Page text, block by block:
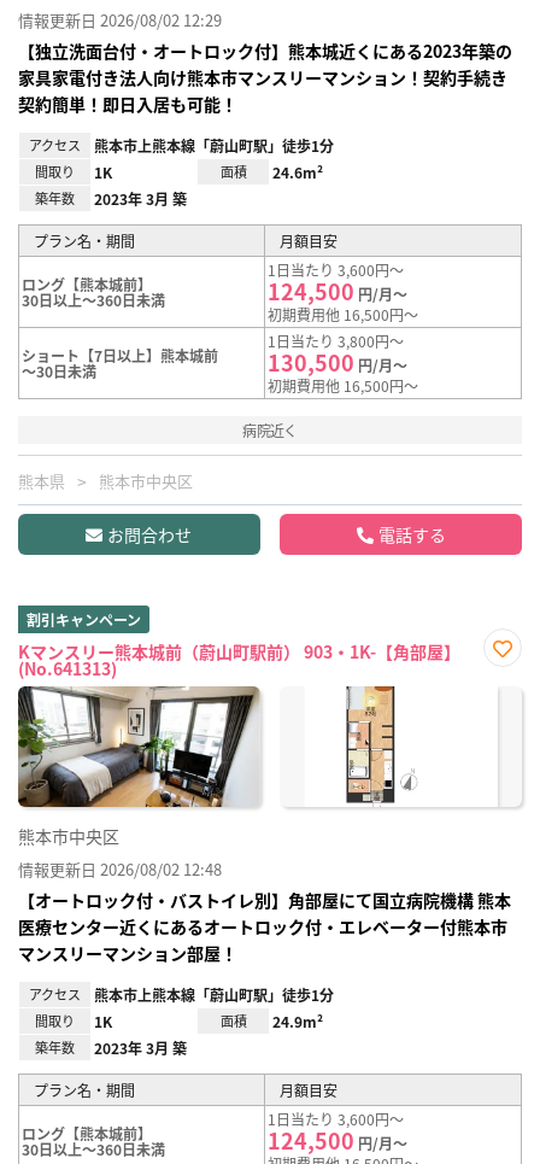
情報更新日 2026/08/02 12:29
【独立洗面台付・オートロック付】熊本城近くにある2023年築の
家具家電付き法人向け熊本市マンスリーマンション！契約手続き
契約簡単！即日入居も可能！
アクセス 熊本市上熊本線「蔚山町駅」徒歩1分
間取り 1K 面積 24.6m²
築年数 2023年 3月 築
プラン名・期間 月額目安
ロング【熊本城前】
30日以上～360日未満
1日当たり 3,600円～
124,500 円/月～
初期費用他 16,500円～
ショート【7日以上】熊本城前
～30日未満
1日当たり 3,800円～
130,500 円/月～
初期費用他 16,500円～
病院近く
熊本県 熊本市中央区
お問合わせ 電話する
割引キャンペーン
Kマンスリー熊本城前（蔚山町駅前） 903・1K-【角部屋】
(No.641313)
に入
熊本市中央区
情報更新日 2026/08/02 12:48
【オートロック付・バストイレ別】角部屋にて国立病院機構 熊本
医療センター近くにあるオートロック付・エレベーター付熊本市
マンスリーマンション部屋！
アクセス 熊本市上熊本線「蔚山町駅」徒歩1分
間取り 1K 面積 24.9m²
築年数 2023年 3月 築
プラン名・期間 月額目安
ロング【熊本城前】
30日以上～360日未満
1日当たり 3,600円～
124,500 円/月～